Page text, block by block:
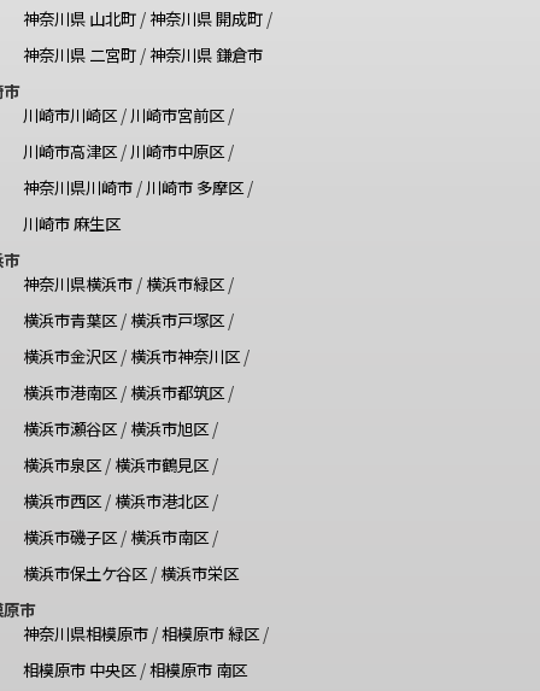
神奈川県 山北町/神奈川県 開成町/
神奈川県 二宮町/神奈川県 鎌倉市
川崎市川崎区/ 川崎市宮前区/
川崎市高津区/ 川崎市中原区/
神奈川県川崎市/ 川崎市 多摩区/
川崎市 麻生区
神奈川県横浜市/ 横浜市緑区/
横浜市青葉区/ 横浜市戸塚区/
横浜市金沢区/ 横浜市神奈川区/
横浜市港南区/ 横浜市都筑区/
横浜市瀬谷区/ 横浜市旭区/
横浜市泉区/ 横浜市鶴見区/
横浜市西区/ 横浜市港北区/
横浜市磯子区/ 横浜市南区/
横浜市保土ケ谷区/ 横浜市栄区
市
神奈川県相模原市/相模原市 緑区/
相模原市 中央区/相模原市 南区